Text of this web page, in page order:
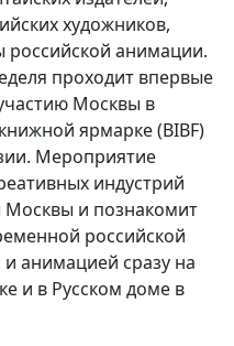
художников,
российской анимации.
проходит впервые
Москвы в
ярмарке (BIBF)
Мероприятие
индустрий
Москвы и познакомит
российской
анимацией сразу на
и в Русском доме в